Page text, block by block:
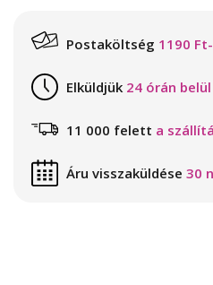
Postaköltség 1190
Elküldjük 24 órán belül
11 000 felett a
Áru visszaküldése 30